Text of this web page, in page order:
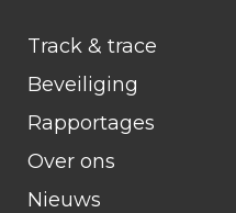
Track & trace
Beveiliging
Rapportages
Over ons
Nieuws